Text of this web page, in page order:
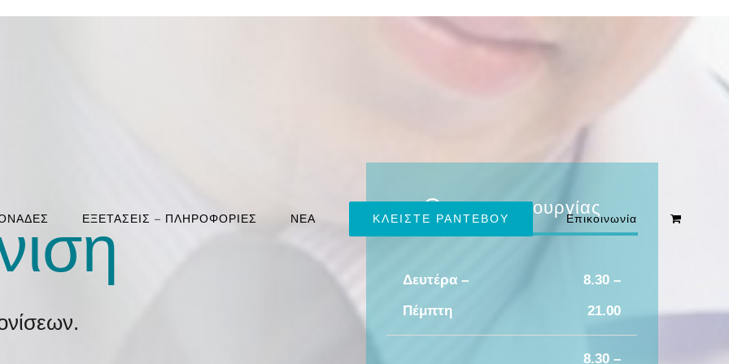
ΕΞΕΤΑΣΕΙΣ – ΠΛΗΡΟΦΟΡΙΕΣ ΝΕΑ ΚΛΕΙΣΤΕ ΡΑΝΤΕΒΟΥ Επικοινωνία
Ώρες Λειτουργίας
Δευτέρα –
Πέμπτη
8.30 –
21.00
8.30 –